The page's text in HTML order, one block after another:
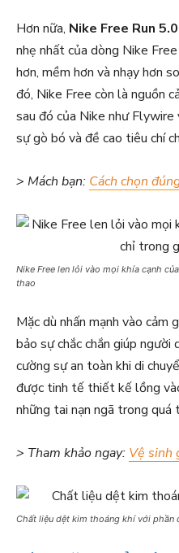
Hơn nữa, Nike Free Run 5.0
nhẹ nhất của dòng Nike
hơn, mềm hơn và nhạy hơn
đó, Nike Free còn là nguồn
sau đó của Nike như
sự gò bó và đề cao tiêu chí
> Mách bạn: Cách chọn
Nike Free len lỏi vào mọi khía cạnh
thao
Mặc dù nhấn mạnh vào cảm
bảo sự chắc chắn giúp
cường sự an toàn khi di
được tinh tế thiết kế lồng
những tai nạn ngã trong quá
> Tham khảo ngay: Vệ sinh
Chất liệu dệt kim thoáng khí với phần